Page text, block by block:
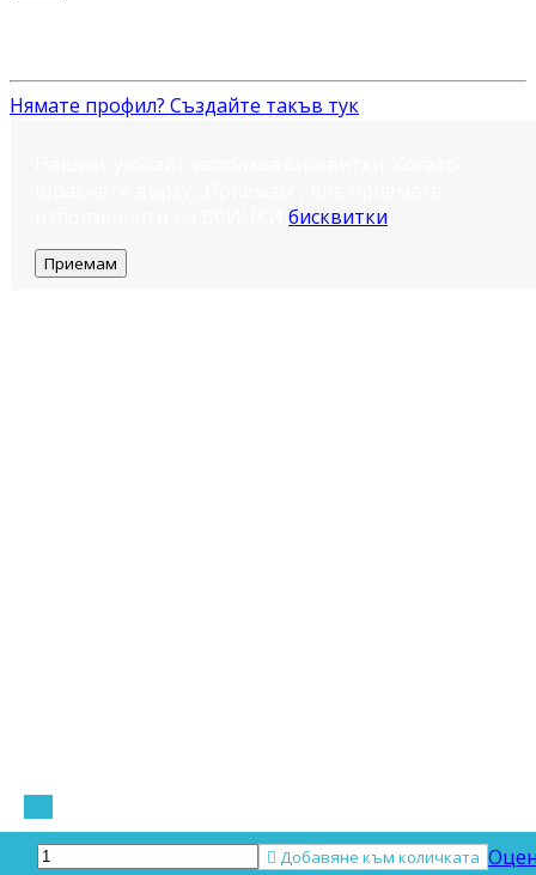
 Добавяне към количката
Нямате профил? Създайте такъв тук
бисквитки
Приемам